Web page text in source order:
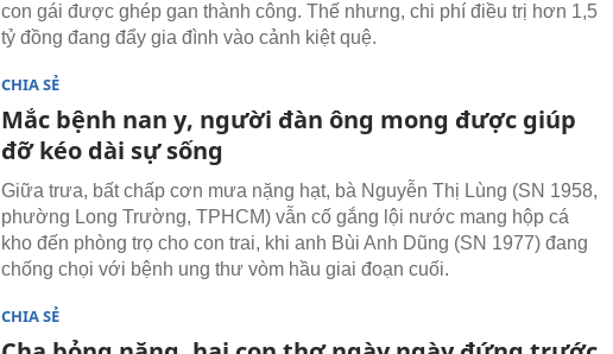
con gái được ghép gan thành công. Thế nhưng, chi phí điều trị hơn 1,5
tỷ đồng đang đẩy gia đình vào cảnh kiệt quệ.
CHIA SẺ
Mắc bệnh nan y, người đàn ông mong được giúp
đỡ kéo dài sự sống
Giữa trưa, bất chấp cơn mưa nặng hạt, bà Nguyễn Thị Lùng (SN 1958,
phường Long Trường, TPHCM) vẫn cố gắng lội nước mang hộp cá
kho đến phòng trọ cho con trai, khi anh Bùi Anh Dũng (SN 1977) đang
chống chọi với bệnh ung thư vòm hầu giai đoạn cuối.
CHIA SẺ